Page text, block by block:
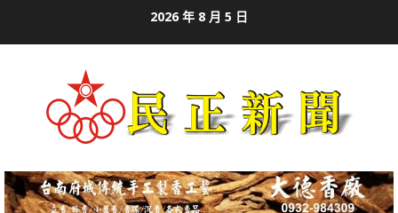
2026 年 8 月 5 日